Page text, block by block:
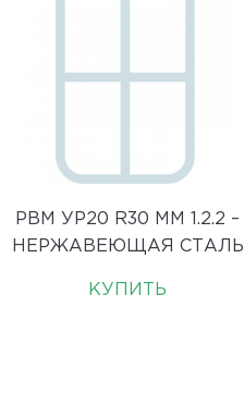
РВМ УР20 R30 ММ 1.2.2 –
НЕРЖАВЕЮЩАЯ СТАЛЬ
КУПИТЬ